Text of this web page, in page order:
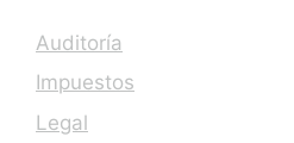
Auditoría
Impuestos
Legal